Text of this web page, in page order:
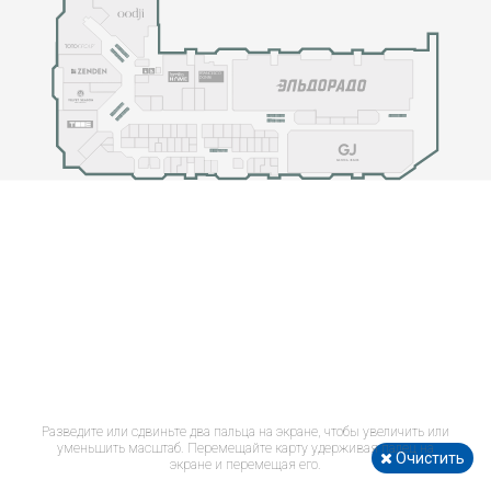
Очистить
Разведите или сдвиньте два пальца на экране, чтобы увеличить или
уменьшить масштаб. Перемещайте карту удерживая палец на
экране и перемещая его.